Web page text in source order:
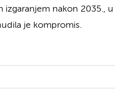
izgaranjem nakon 2035., u
je kompromis.